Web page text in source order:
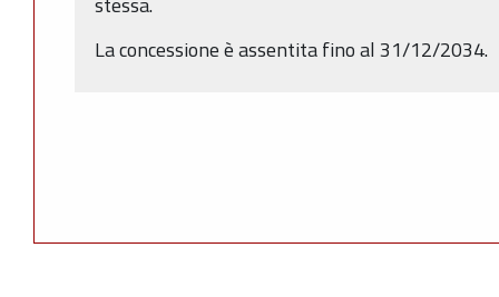
La concessione è assentita fino al 31/12/2034.